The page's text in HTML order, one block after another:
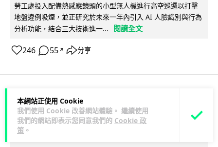
本網站正使用 Cookie
我們使用 Cookie 改善網站體驗。 繼續使用
我們的網站即表示您同意我們的 Cookie 政
策 。
勞工處投入配備熱感應鏡頭的小型無人機進行高空巡邏以打擊
地盤違例吸煙，並正研究於未來一年內引入 AI 人臉識別與行為
分析功能，結合三大技術進一...
閱讀全文
246 55 ↗ 分享
人工智能
Lawton